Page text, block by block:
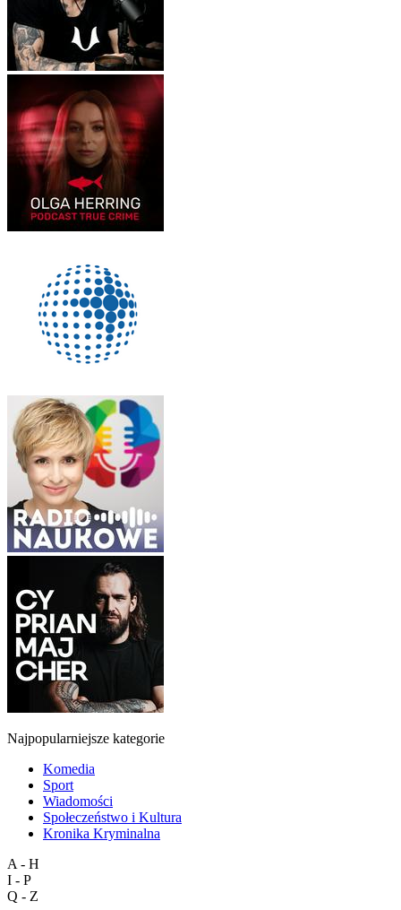
Najpopularniejsze kategorie
Komedia
Sport
Wiadomości
Społeczeństwo i Kultura
Kronika Kryminalna
A - H
I - P
Q - Z